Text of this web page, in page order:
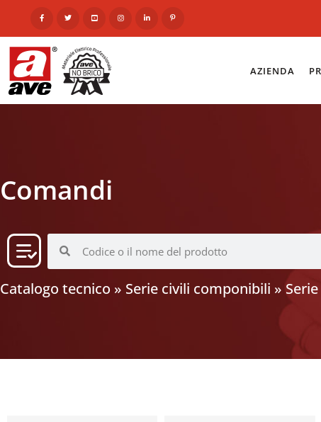
AZIENDA
Comandi
Catalogo tecnico » Serie civili componibili »